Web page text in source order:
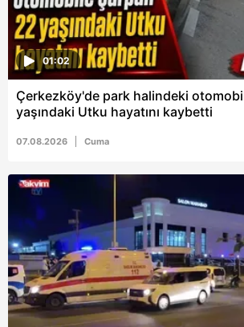
ilgili mevzuata uygun olarak kullanılan
almak için lütfentıklayınız.
01:02
Çerkezköy'de park halindeki
yaşındaki Utku hayatını kaybetti
07.08.2026 Cuma